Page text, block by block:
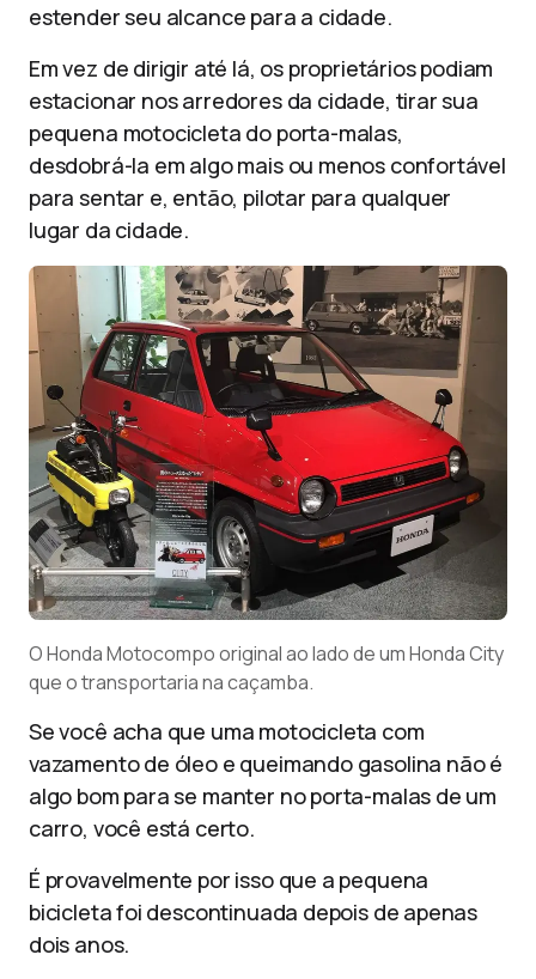
estender seu alcance para a cidade.
Em vez de dirigir até lá, os proprietários podiam
estacionar nos arredores da cidade, tirar sua
pequena motocicleta do porta-malas,
desdobrá-la em algo mais ou menos confortável
para sentar e, então, pilotar para qualquer
lugar da cidade.
O Honda Motocompo original ao lado de um Honda City
que o transportaria na caçamba.
Se você acha que uma motocicleta com
vazamento de óleo e queimando gasolina não é
algo bom para se manter no porta-malas de um
carro, você está certo.
É provavelmente por isso que a pequena
bicicleta foi descontinuada depois de apenas
dois anos.